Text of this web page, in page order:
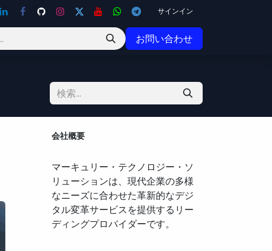
サインイン
お問い合わせ
会社概要
マーキュリー・テクノロジー・ソ
リューションは、現代企業の多様
なニーズに合わせた革新的なデジ
タル変革サービスを提供するリー
ディングプロバイダーです。